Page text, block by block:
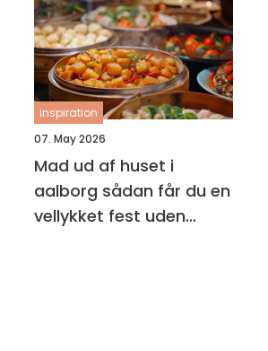
inspiration
07. May 2026
Mad ud af huset i
aalborg sådan får du en
vellykket fest uden